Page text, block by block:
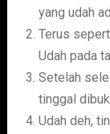
yang udah
Terus
Udah pada
Setelah
tinggal
Udah deh,